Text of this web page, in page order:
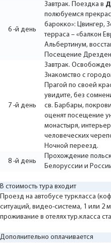
6 -й день
Завтрак. Поездка в
полюбуемся
барокко»: Цвингер,
терраса – «балкон
Альбертинум,
Посещение
7 -й день
Завтрак.
Знакомство с
Прагой по своей
увидите, без
св. Барбары,
оценят посещение
монастыря,
человеческих
Ночной переезд.
8 -й день
Прохождение
Белоруссии и
В стоимость тура входит
Проезд на автобусе туркласса
ситуаций, видео-система, 1 или 2
проживание в отелях тур.класса
Дополнительно оплачивается